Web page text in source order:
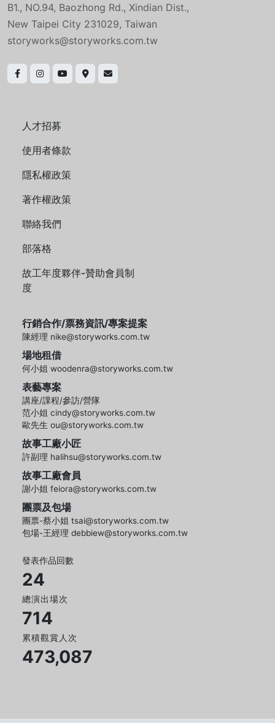
B1., NO.94, Baozhong Rd., Xindian Dist.,
New Taipei City 231029, Taiwan
storyworks@storyworks.com.tw
人才招募
使用者條款
隱私權政策
著作權政策
聯絡我們
部落格
故工年度夥伴-贊助會員制
度
行銷合作/票務資訊/專案提案
陳經理 nike@storyworks.com.tw
場地租借
何小姐 woodenra@storyworks.com.tw
表藝專案
講座/課程/參訪/營隊
范小姐 cindy@storyworks.com.tw
歐先生 ou@storyworks.com.tw
故事工廠小匠
許副理 halihsu@storyworks.com.tw
故事工廠會員
謝小姐 feiora@storyworks.com.tw
團票及包場
團票-蔡小姐 tsai@storyworks.com.tw
包場-王經理 debbiew@storyworks.com.tw
發表作品回數
24
總演出場次
714
累積觀賞人次
473,087